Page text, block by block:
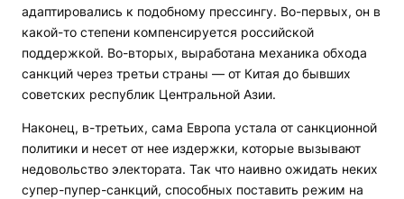
адаптировались к подобному прессингу. Во-первых, он в
какой-то степени компенсируется российской
поддержкой. Во-вторых, выработана механика обхода
санкций через третьи страны — от Китая до бывших
советских республик Центральной Азии.
Наконец, в-третьих, сама Европа устала от санкционной
политики и несет от нее издержки, которые вызывают
недовольство электората. Так что наивно ожидать неких
супер-пупер-санкций, способных поставить режим на